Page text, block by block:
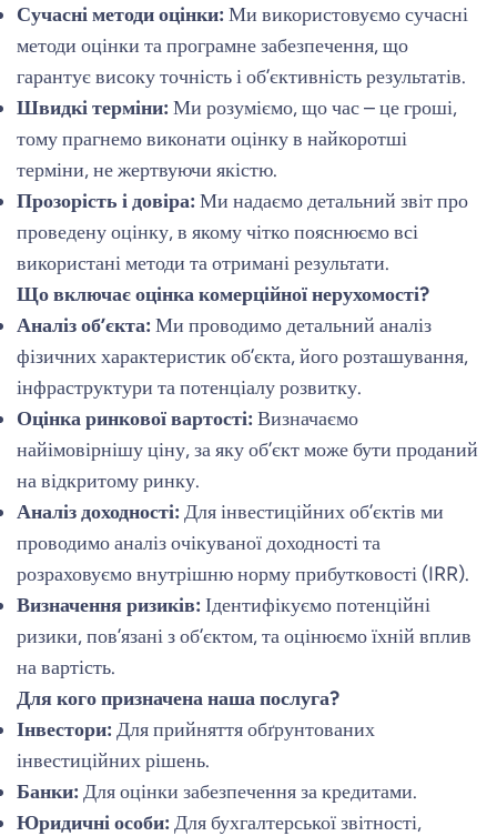
Сучасні методи оцінки: Ми використовуємо сучасні
методи оцінки та програмне забезпечення, що
гарантує високу точність і об’єктивність результатів.
Швидкі терміни: Ми розуміємо, що час – це гроші,
тому прагнемо виконати оцінку в найкоротші
терміни, не жертвуючи якістю.
Прозорість і довіра: Ми надаємо детальний звіт про
проведену оцінку, в якому чітко пояснюємо всі
використані методи та отримані результати.
Що включає оцінка комерційної нерухомості?
Аналіз об’єкта: Ми проводимо детальний аналіз
фізичних характеристик об’єкта, його розташування,
інфраструктури та потенціалу розвитку.
Оцінка ринкової вартості: Визначаємо
найімовірнішу ціну, за яку об’єкт може бути проданий
на відкритому ринку.
Аналіз доходності: Для інвестиційних об’єктів ми
проводимо аналіз очікуваної доходності та
розраховуємо внутрішню норму прибутковості (IRR).
Визначення ризиків: Ідентифікуємо потенційні
ризики, пов’язані з об’єктом, та оцінюємо їхній вплив
на вартість.
Для кого призначена наша послуга?
Інвестори: Для прийняття обґрунтованих
інвестиційних рішень.
Банки: Для оцінки забезпечення за кредитами.
Юридичні особи: Для бухгалтерської звітності,